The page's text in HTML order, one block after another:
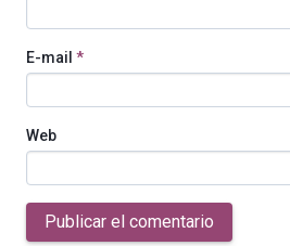
E-mail *
Web
Publicar el comentario